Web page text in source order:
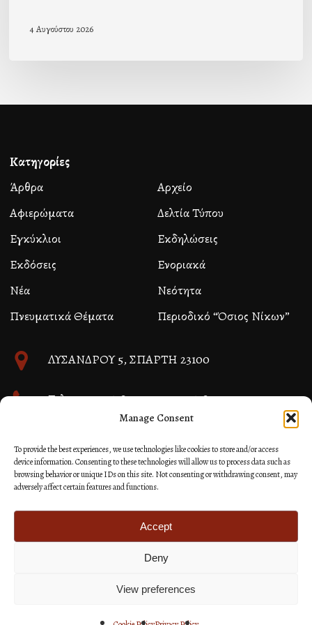
Manage Consent
To provide the best experiences, we use technologies like cookies to store and/or access
device information. Consenting to these technologies will allow us to process data such as
browsing behavior or unique IDs on this site. Not consenting or withdrawing consent, may
adversely affect certain features and functions.
Accept
Deny
View preferences
4 Αυγούστου 2026
Κατηγορίες
Άρθρα
Αρχείο
Αφιερώματα
Δελτία Τύπου
Εγκύκλιοι
Εκδηλώσεις
Εκδόσεις
Ενοριακά
Νέα
Νεότητα
Πνευματικά Θέματα
Περιοδικό “Όσιος Νίκων”
ΛΥΣΑΝΔΡΟΥ 5, ΣΠΑΡΤΗ 23100
Τηλ. 27310 26580 και 27310 26581
Κατασκευή Ιστοσελίδων Site as you GO: Falcon από
Hellenic Technologies